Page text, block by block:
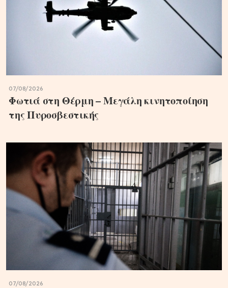
07/08/2026
Φωτιά στη Θέρμη – Μεγάλη κινητοποίηση
της Πυροσβεστικής
07/08/2026